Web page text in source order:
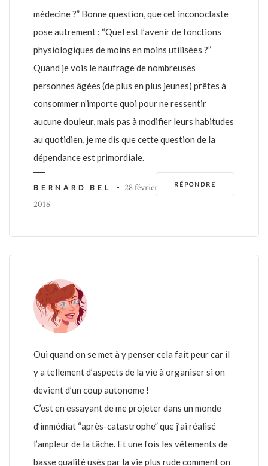
médecine ?” Bonne question, que cet inconoclaste
pose autrement : “Quel est l’avenir de fonctions
physiologiques de moins en moins utilisées ?”
Quand je vois le naufrage de nombreuses
personnes âgées (de plus en plus jeunes) prêtes à
consommer n’importe quoi pour ne ressentir
aucune douleur, mais pas à modifier leurs habitudes
au quotidien, je me dis que cette question de la
dépendance est primordiale.
RÉPONDRE
BERNARD BEL - 28 février
2016
Oui quand on se met à y penser cela fait peur car il
y a tellement d’aspects de la vie à organiser si on
devient d’un coup autonome !
C’est en essayant de me projeter dans un monde
d’immédiat “après-catastrophe” que j’ai réalisé
l’ampleur de la tâche. Et une fois les vêtements de
basse qualité usés par la vie plus rude comment on